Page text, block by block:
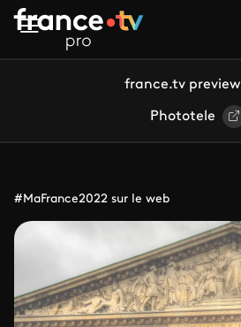
Aller au contenu principal
france.tv preview
Phototele
#MaFrance2022 sur le web